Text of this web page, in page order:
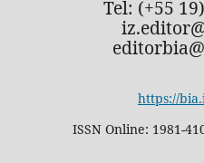
Tel: (+55
https://
ISSN Online: 1981-